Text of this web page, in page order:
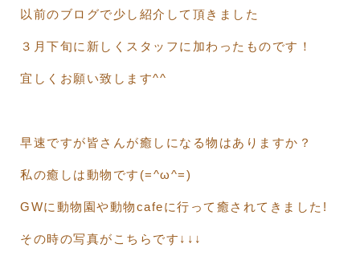
以前のブログで少し紹介して頂きました
３月下旬に新しくスタッフに加わったものです！
宜しくお願い致します^^
早速ですが皆さんが癒しになる物はありますか？
私の癒しは動物です(=^ω^=)
GWに動物園や動物cafeに行って癒されてきました!
その時の写真がこちらです↓↓↓